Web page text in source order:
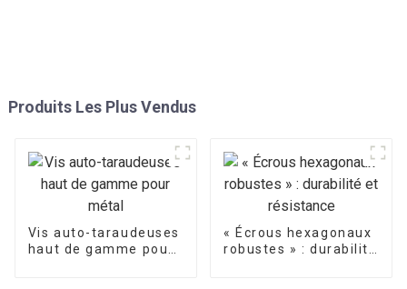
Produits Les Plus Vendus
Vis auto-taraudeuses
haut de gamme pour
« Écrous hexagonaux
robustes » : durabilité